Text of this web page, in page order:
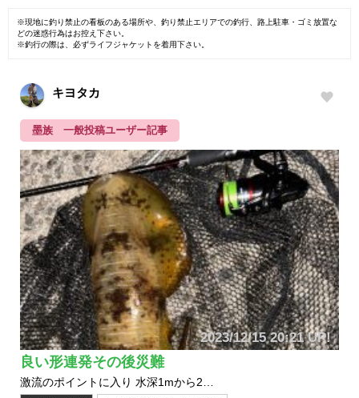
※現地に釣り禁止の看板のある場所や、釣り禁止エリアでの釣行、路上駐車・ゴミ放置な
どの迷惑行為はお控え下さい。
※釣行の際は、必ずライフジャケットを着用下さい。
キヨタカ
墨族 一般投稿ユーザー記事
2023/12/15 20:21 UP!
良い形連発その後災難
激流のポイントに入り 水深1mから2…